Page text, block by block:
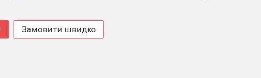
Замовити швидко